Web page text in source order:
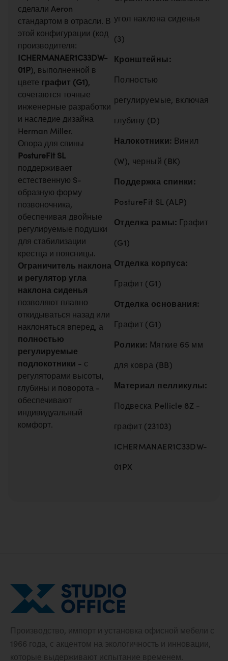
сделали Aeron
стандартом в отрасли. В
этой конфигурации (код
производителя:
ICHERMANAER1C33DW-
01P), выполненной в
цвете графит (G1),
сочетаются точные
инженерные разработки
и наследие дизайна
Herman Miller.
Опора для спины
PostureFit SL
поддерживает
естественную S-
образную форму
позвоночника,
обеспечивая двойные
регулируемые подушки
для стабилизации
крестца и поясницы.
Ограничитель наклона
и регулятор угла
наклона сиденья
позволяют плавно
откидываться назад или
наклоняться вперед, а
полностью
регулируемые
подлокотники - с
регуляторами высоты,
глубины и поворота -
обеспечивают
индивидуальный
комфорт.
угол наклона сиденья
(3)
Кронштейны:
Полностью
регулируемые, включая
глубину (D)
Налокотники: Винил
(W), черный (BK)
Поддержка спинки:
PostureFit SL (ALP)
Отделка рамы: Графит
(G1)
Отделка корпуса:
Графит (G1)
Отделка основания:
Графит (G1)
Ролики: Мягкие 65 мм
для ковра (BB)
Материал пелликулы:
Подвеска Pellicle 8Z -
графит (23103)
ICHERMANAER1C33DW-
01PX
Производство, импорт и установка офисной мебели с
1966 года, с акцентом на экологичность и инновации,
которые выдерживают испытание временем.